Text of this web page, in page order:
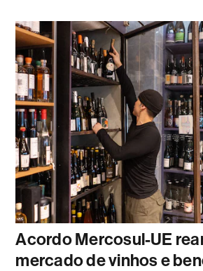
Acordo Mercosul-UE
mercado de vinhos e